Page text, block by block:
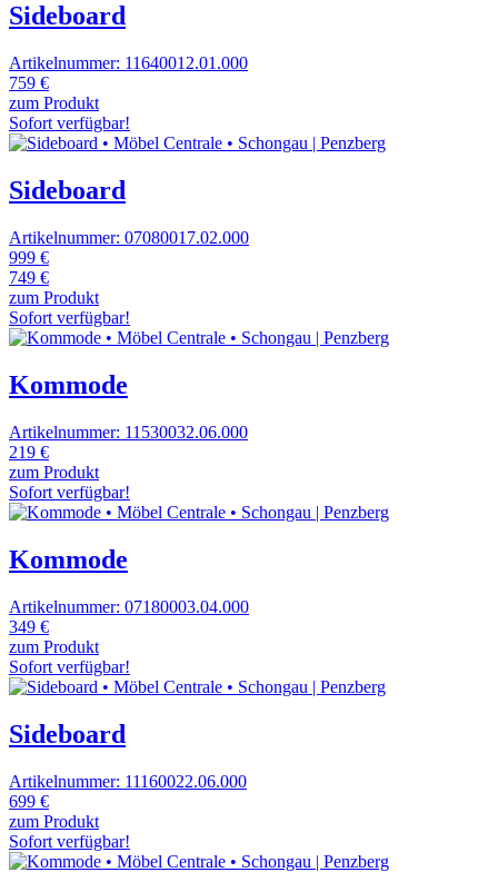
Sideboard
Artikelnummer: 11640012.01.000
759 €
zum Produkt
Sofort verfügbar!
Sideboard
Artikelnummer: 07080017.02.000
999 €
749 €
zum Produkt
Sofort verfügbar!
Kommode
Artikelnummer: 11530032.06.000
219 €
zum Produkt
Sofort verfügbar!
Kommode
Artikelnummer: 07180003.04.000
349 €
zum Produkt
Sofort verfügbar!
Sideboard
Artikelnummer: 11160022.06.000
699 €
zum Produkt
Sofort verfügbar!